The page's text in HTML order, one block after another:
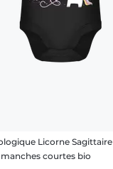
Licorne Sagittaire
courtes bio